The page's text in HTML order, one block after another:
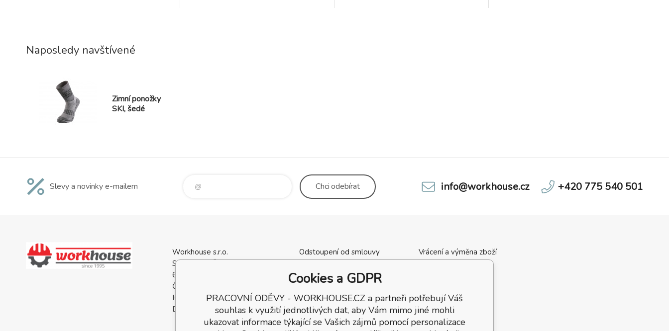
Naposledy navštívené
Zimní ponožky
SKI, šedé
Slevy a novinky e-mailem Chciodebírat info@workhouse.cz +420 775 540 501
Workhouse s.r.o.
Svatopluka Čecha 1137
688 01 Uherský Brod
Česká Republika
IČO: 05568137
DIČ: CZ05568137
Odstoupení od smlouvy
Kontaktní údaje
Výšivka, potisk oděvů
Dárkové poukazy
Reklamační podmínky
Vrácení a výměna zboží
Obchodní podmínky
Cookies a GDPR
PRACOVNÍ ODĚVY - WORKHOUSE.CZ a partneři potřebují Váš
souhlas k využití jednotlivých dat, aby Vám mimo jiné mohli
ukazovat informace týkající se Vašich zájmů pomocí personalizace